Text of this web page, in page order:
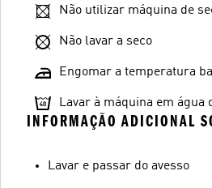
Não utilizar máquina de
Não lavar a seco
Engomar a temperatura
Lavar à máquina em água
INFORMAÇÃO ADICIONAL
Lavar e passar do avesso